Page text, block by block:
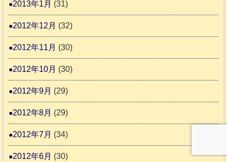
2013年1月 (31)
2012年12月 (32)
2012年11月 (30)
2012年10月 (30)
2012年9月 (29)
2012年8月 (29)
2012年7月 (34)
2012年6月 (30)